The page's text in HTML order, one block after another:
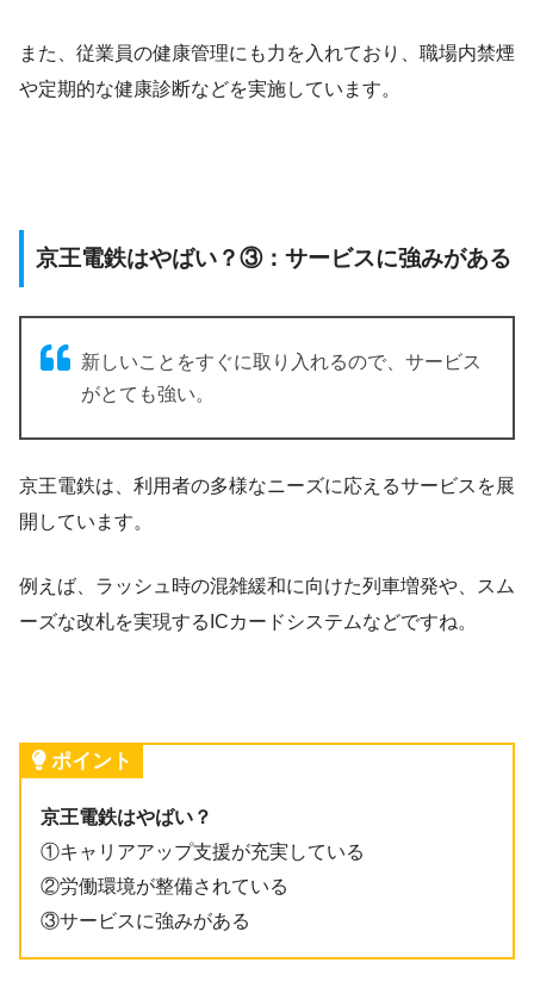
また、従業員の健康管理にも力を入れており、職場内禁煙
や定期的な健康診断などを実施しています。
京王電鉄はやばい？③：サービスに強みがある
新しいことをすぐに取り入れるので、サービス
がとても強い。
京王電鉄は、利用者の多様なニーズに応えるサービスを展
開しています。
例えば、ラッシュ時の混雑緩和に向けた列車増発や、スム
ーズな改札を実現するICカードシステムなどですね。
ポイント
京王電鉄はやばい？
①キャリアアップ支援が充実している
②労働環境が整備されている
③サービスに強みがある